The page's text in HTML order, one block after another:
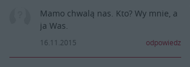
Mamo chwalą nas. Kto? Wy mnie, a
ja Was.
16.11.2015 odpowiedz